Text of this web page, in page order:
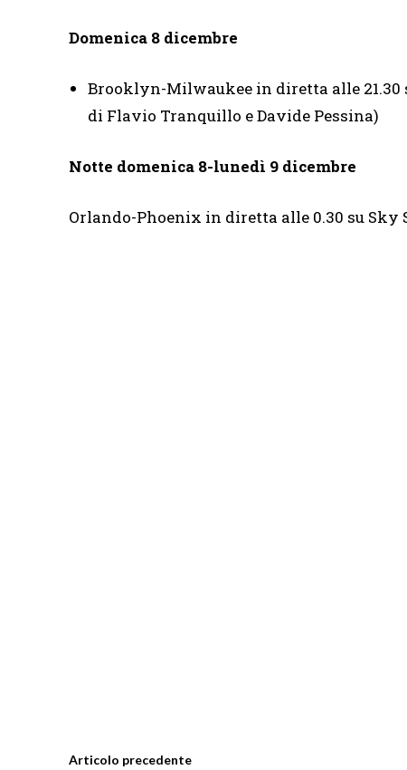
Domenica 8 dicembre
Brooklyn-Milwaukee in diretta alle 21.30
di Flavio Tranquillo e Davide Pessina)
Notte domenica 8-lunedì 9 dicembre
Orlando-Phoenix in diretta alle 0.30 su Sky
Articolo precedente